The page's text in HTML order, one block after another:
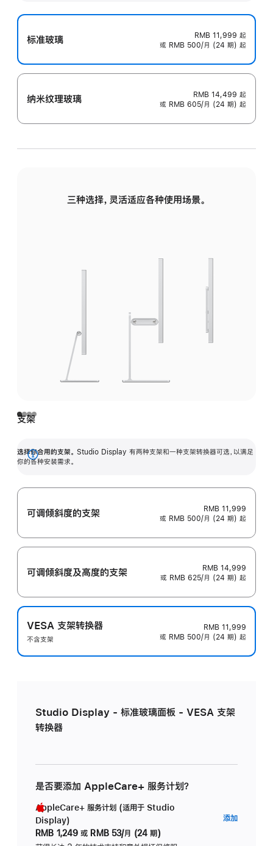
标准玻璃 RMB 11,999 起
或 RMB 500/月 (24 期) 起
纳米纹理玻璃 RMB 14,499 起
或 RMB 605/月 (24 期) 起
三种选择，灵活适应各种使用场景。
支架
选择你合用的支架。 Studio Display 有两种支架和一种支架转换器可选，以满足
你的各种安装需求。
展
可调倾斜度的支架
RMB 11,999
或 RMB 500/月 (24 期) 起
可调倾斜度及高‍度的支‍架
RMB 14,999
或 RMB 625/月 (24 期) 起
VESA 支架转换器
不含支架
RMB 11,999
或 RMB 500/月 (24 期) 起
Studio Display - 标准玻璃面板 - VESA 支架
转换器
是否要添加 AppleCare+ 服务计划？
AppleCare+ 服务计划 (适用于 Studio
Display)
RMB 1,249 或 RMB 53/月 (24 期)
添加